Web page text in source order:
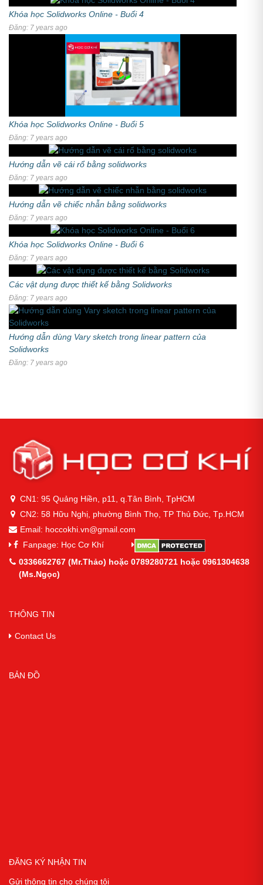
Khóa học Solidworks Online - Buổi 4
Đăng: 7 years ago
Khóa học Solidworks Online - Buổi 5
Đăng: 7 years ago
Hướng dẫn vẽ cái rổ bằng solidworks
Đăng: 7 years ago
Hướng dẫn vẽ chiếc nhẫn bằng solidworks
Đăng: 7 years ago
Khóa học Solidworks Online - Buổi 6
Đăng: 7 years ago
Các vật dụng được thiết kế bằng Solidworks
Đăng: 7 years ago
Hướng dẫn dùng Vary sketch trong linear pattern của
Solidworks
Đăng: 7 years ago
CN1: 95 Quảng Hiền, p11, q.Tân Bình, TpHCM
CN2: 58 Hữu Nghị, phường Bình Thọ, TP Thủ Đức, Tp.HCM
Email: hoccokhi.vn@gmail.com
Fanpage: Học Cơ Khí
0336662767 (Mr.Thảo) hoặc 0789280721 hoặc 0961304638
(Ms.Ngọc)
THÔNG TIN
Contact Us
BẢN ĐỒ
ĐĂNG KÝ NHẬN TIN
Gửi thông tin cho chúng tôi